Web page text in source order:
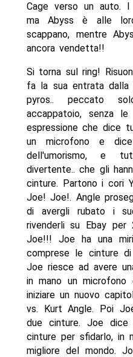
Cage verso un auto.
ma Abyss è alle
scappano, mentre
ancora vendetta!!
Si torna sul ring!
fa la sua entrata dalla
pyros.. peccato
accappatoio, senza
espressione che dice
un microfono e
dell'umorismo, e
divertente.. che gli
cinture. Partono i cori
Joe! Joe!. Angle
di avergli rubato i
rivenderli su Ebay per
Joe!!! Joe ha una
comprese le cinture
Joe riesce ad avere
in mano un
iniziare un nuovo
vs. Kurt Angle. Poi
due cinture. Joe
cinture per sfidarlo, in
migliore del mondo.